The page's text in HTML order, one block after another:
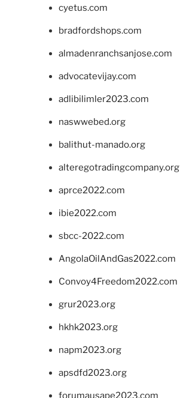
cyetus.com
bradfordshops.com
almadenranchsanjose.com
advocatevijay.com
adlibilimler2023.com
naswwebed.org
balithut-manado.org
alteregotradingcompany.org
aprce2022.com
ibie2022.com
sbcc-2022.com
AngolaOilAndGas2022.com
Convoy4Freedom2022.com
grur2023.org
hkhk2023.org
napm2023.org
apsdfd2023.org
forumausape2023.com